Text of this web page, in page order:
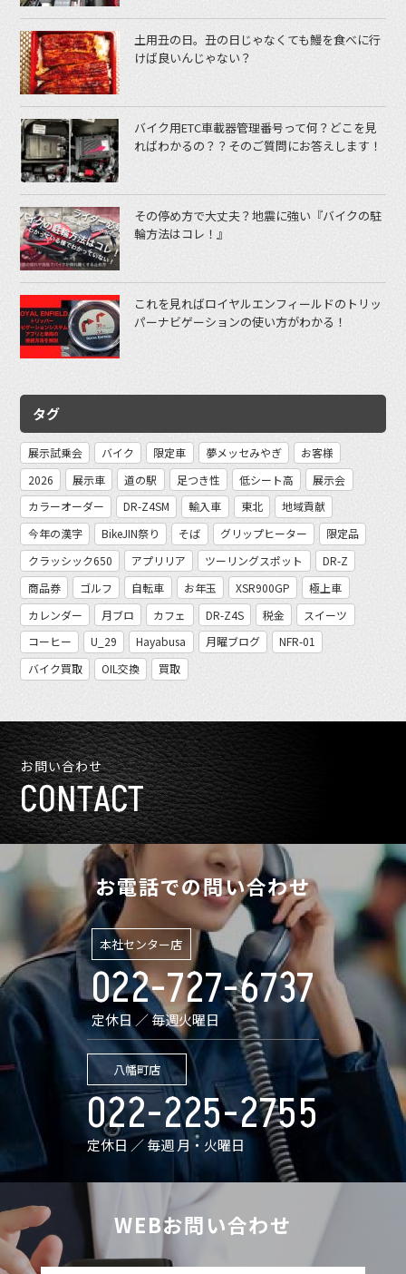
土用丑の日。丑の日じゃなくても鰻を食べに行
けば良いんじゃない？
バイク用ETC車載器管理番号って何？どこを見
ればわかるの？？そのご質問にお答えします！
その停め方で大丈夫？地震に強い『バイクの駐
輪方法はコレ！』
これを見ればロイヤルエンフィールドのトリッ
パーナビゲーションの使い方がわかる！
タグ
展示試乗会 バイク 限定車 夢メッセみやぎ
お客様
2026
展示車 道の駅 足つき性 低シート高
展示会
カラーオーダー
DR-Z4SM 輸入車 東北
地域貢献
今年の漢字
BikeJIN祭り そば グリップヒーター
限定品
クラッシック650
アプリリア ツーリングスポット
DR-Z
商品券
ゴルフ 自転車 お年玉 XSR900GP
極上車
カレンダー
月ブロ カフェ DR-Z4S 税金
スイーツ
コーヒー
U_29 Hayabusa 月曜ブログ
NFR-01
バイク買取
OIL交換 買取
お問い合わせ
CONTACT
お電話での問い合わせ
本社センター店
022-727-6737
定休日 ／ 毎週火曜日
八幡町店
022-225-2755
定休日 ／ 毎週 月・火曜日
WEBお問い合わせ